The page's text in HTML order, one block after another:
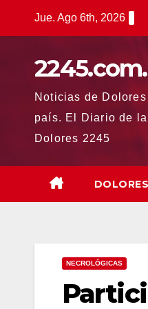
Jue. Ago 6th, 2026
Noticias de Dolores
país. El Diario de
Dolores 2245
DOLORES
NECROLÓGICAS